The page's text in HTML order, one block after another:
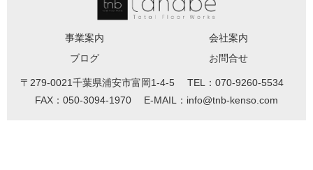
事業案内
会社案内
ブログ
お問合せ
〒279-0021千葉県浦安市富岡1-4-5 TEL：070-9260-5534
FAX：050-3094-1970 E-MAIL：info@tnb-kenso.com